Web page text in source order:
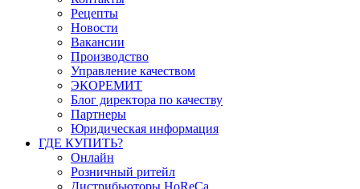
Рецепты
Новости
Вакансии
Производство
Управление качеством
ЭКОРЕМИТ
Блог директора по качеству
Партнеры
Юридическая информация
ГДЕ КУПИТЬ?
Онлайн
Розничный ритейл
Дистрибьюторы HoReCa